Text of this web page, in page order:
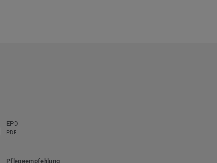
EPD
PDF
Pflegeempfehlung